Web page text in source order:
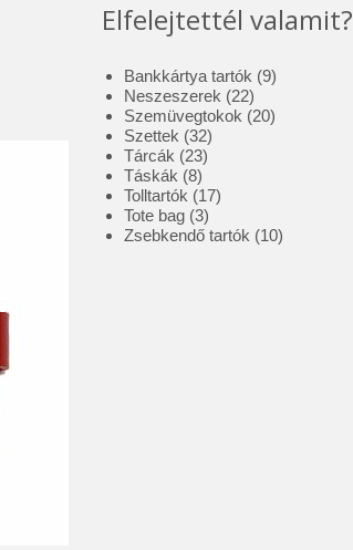
Elfelejtettél valamit?
Bankkártya tartók 99
Neszeszerek 2222
termék
Szemüvegtokok 2020
Szettek 3232
termék
Tárcák 2323
termék
Táskák 88
termék
Tolltartók 1717
Tote bag 33
termék
Zsebkendő tartók 1010